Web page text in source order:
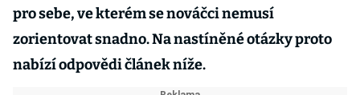
pro sebe, ve kterém se nováčci nemusí
zorientovat snadno. Na nastíněné otázky proto
nabízí odpovědi článek níže.